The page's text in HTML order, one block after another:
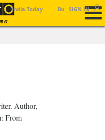
India Today Business Today
SIGN IN
রে
Author,
From